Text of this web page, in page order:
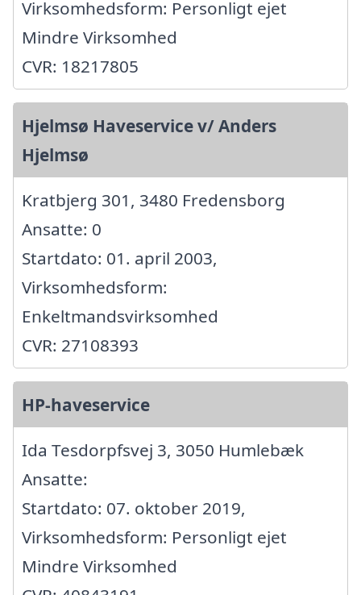
Virksomhedsform: Personligt ejet
Mindre Virksomhed
CVR: 18217805
Hjelmsø Haveservice v/ Anders
Hjelmsø
Kratbjerg 301, 3480 Fredensborg
Ansatte: 0
Startdato: 01. april 2003,
Virksomhedsform:
Enkeltmandsvirksomhed
CVR: 27108393
HP-haveservice
Ida Tesdorpfsvej 3, 3050 Humlebæk
Ansatte:
Startdato: 07. oktober 2019,
Virksomhedsform: Personligt ejet
Mindre Virksomhed